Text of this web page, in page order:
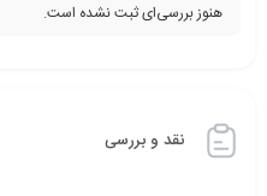
هنوز بررسی‌ای ثبت نشده است.
نقد و بررسی